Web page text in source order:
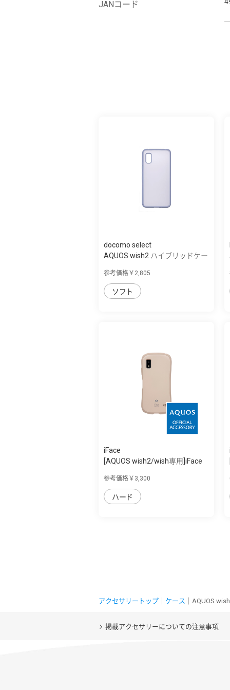
JANコード
docomo select
AQUOS wish2 ハイブリッドケー
参考価格￥2,805
ソフト
iFace
[AQUOS wish2/wish専用]iFace
参考価格￥3,300
ハード
アクセサリートップ ケース ｜AQUOS
掲載アクセサリーについての注意事項